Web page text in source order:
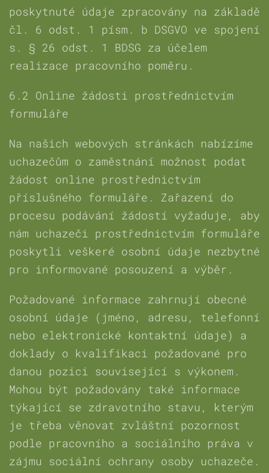
poskytnuté údaje zpracovány na základě
čl. 6 odst. 1 písm. b DSGVO ve spojení
s. § 26 odst. 1 BDSG za účelem
realizace pracovního poměru.
6.2 Online žádosti prostřednictvím
formuláře
Na našich webových stránkách nabízíme
uchazečům o zaměstnání možnost podat
žádost online prostřednictvím
příslušného formuláře. Zařazení do
procesu podávání žádostí vyžaduje, aby
nám uchazeči prostřednictvím formuláře
poskytli veškeré osobní údaje nezbytné
pro informované posouzení a výběr.
Požadované informace zahrnují obecné
osobní údaje (jméno, adresu, telefonní
nebo elektronické kontaktní údaje) a
doklady o kvalifikaci požadované pro
danou pozici související s výkonem.
Mohou být požadovány také informace
týkající se zdravotního stavu, kterým
je třeba věnovat zvláštní pozornost
podle pracovního a sociálního práva v
zájmu sociální ochrany osoby uchazeče.